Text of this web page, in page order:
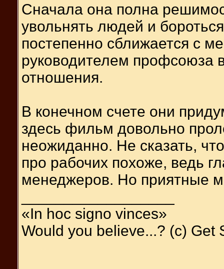
Сначала она полна
увольнять людей и
постепенно сближается с
руководителем профсоюза
отношения.
В конечном счете они
здесь фильм довольно
неожиданно. Не сказать,
про рабочих похоже, ведь
менеджеров. Но приятные
«In hoc signo vinces»
Would you believe...? (c) Get